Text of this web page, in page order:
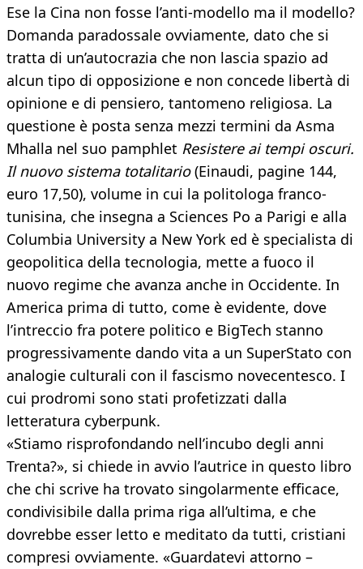
Ese la Cina non fosse l’anti-modello ma il modello?
Domanda paradossale ovviamente, dato che si
tratta di un’autocrazia che non lascia spazio ad
alcun tipo di opposizione e non concede libertà di
opinione e di pensiero, tantomeno religiosa. La
questione è posta senza mezzi termini da Asma
Mhalla nel suo pamphlet Resistere ai tempi oscuri.
Il nuovo sistema totalitario(Einaudi, pagine 144,
euro 17,50), volume in cui la politologa franco-
tunisina, che insegna a Sciences Po a Parigi e alla
Columbia University a New York ed è specialista di
geopolitica della tecnologia, mette a fuoco il
nuovo regime che avanza anche in Occidente. In
America prima di tutto, come è evidente, dove
l’intreccio fra potere politico e BigTech stanno
progressivamente dando vita a un SuperStato con
analogie culturali con il fascismo novecentesco. I
cui prodromi sono stati profetizzati dalla
letteratura cyberpunk.
«Stiamo risprofondando nell’incubo degli anni
Trenta?», si chiede in avvio l’autrice in questo libro
che chi scrive ha trovato singolarmente efficace,
condivisibile dalla prima riga all’ultima, e che
dovrebbe esser letto e meditato da tutti, cristiani
compresi ovviamente. «Guardatevi attorno –